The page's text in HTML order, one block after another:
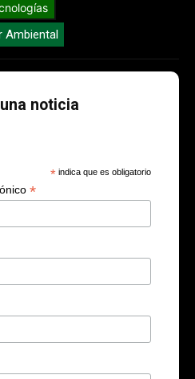
Ambiental
noticia
* indica que es obligatorio
*